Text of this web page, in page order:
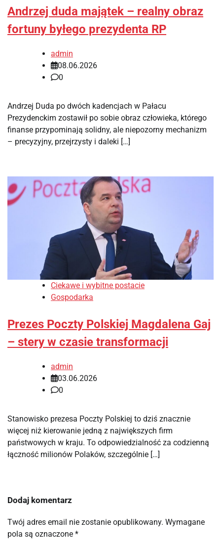
Andrzej duda majątek – realny obraz
fortuny byłego prezydenta RP
admin
08.06.2026
0
Andrzej Duda po dwóch kadencjach w Pałacu
Prezydenckim zostawił po sobie obraz człowieka, którego
finanse przypominają solidny, ale niepozorny mechanizm
– precyzyjny, przejrzysty i daleki […]
Ciekawe i wybitne postacie
Gospodarka
Prezes Poczty Polskiej Magdalena Gaj
– stery w czasie transformacji
admin
03.06.2026
0
Stanowisko prezesa Poczty Polskiej to dziś znacznie
więcej niż kierowanie jedną z największych firm
państwowych w kraju. To odpowiedzialność za codzienną
łączność milionów Polaków, szczególnie […]
Dodaj komentarz
Twój adres email nie zostanie opublikowany. Wymagane
pola są oznaczone *